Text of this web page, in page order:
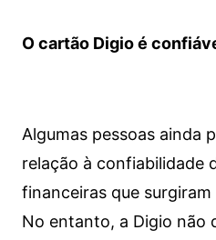
O cartão Digio é
Algumas pessoas ainda
relação à confiabilidade
financeiras que surgiram
No entanto, a Digio não